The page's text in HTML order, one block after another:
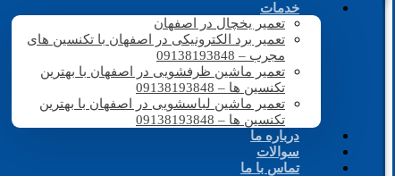
خدمات
تعمیر یخچال در اصفهان
تعمیر برد الکترونیکی در اصفهان با تکنسین های
مجرب – 09138193848
تعمیر ماشین ظرفشویی در اصفهان با بهترین
تکنسین ها – 09138193848
تعمیر ماشین لباسشویی در اصفهان با بهترین
تکنسین ها – 09138193848
درباره ما
سوالات
تماس با ما